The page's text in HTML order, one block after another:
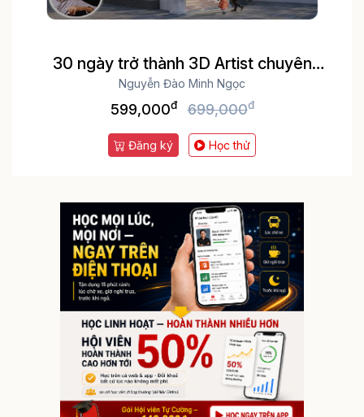
30 ngày trở thành 3D Artist chuyên
nghiệp cùng 3ds Max & Vray 5
Nguyễn Đào Minh Ngọc
599,000đ 699,000đ
Đăng ký Học thử